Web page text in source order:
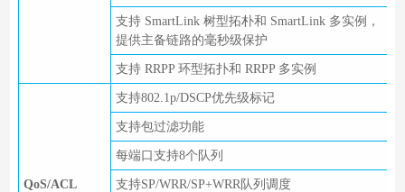
支持 SmartLink 树型拓朴和 SmartLink 多实例，
提供主备链路的毫秒级保护
支持 RRPP 环型拓扑和 RRPP 多实例
QoS/ACL
支持802.1p/DSCP优先级标记
支持包过滤功能
每端口支持8个队列
支持SP/WRR/SP+WRR队列调度